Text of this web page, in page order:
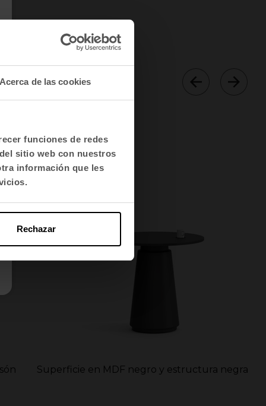
de las cookies
funciones de redes
sitio web con nuestros
información que les
Rechazar
Superficie en MDF negro y estructura negra